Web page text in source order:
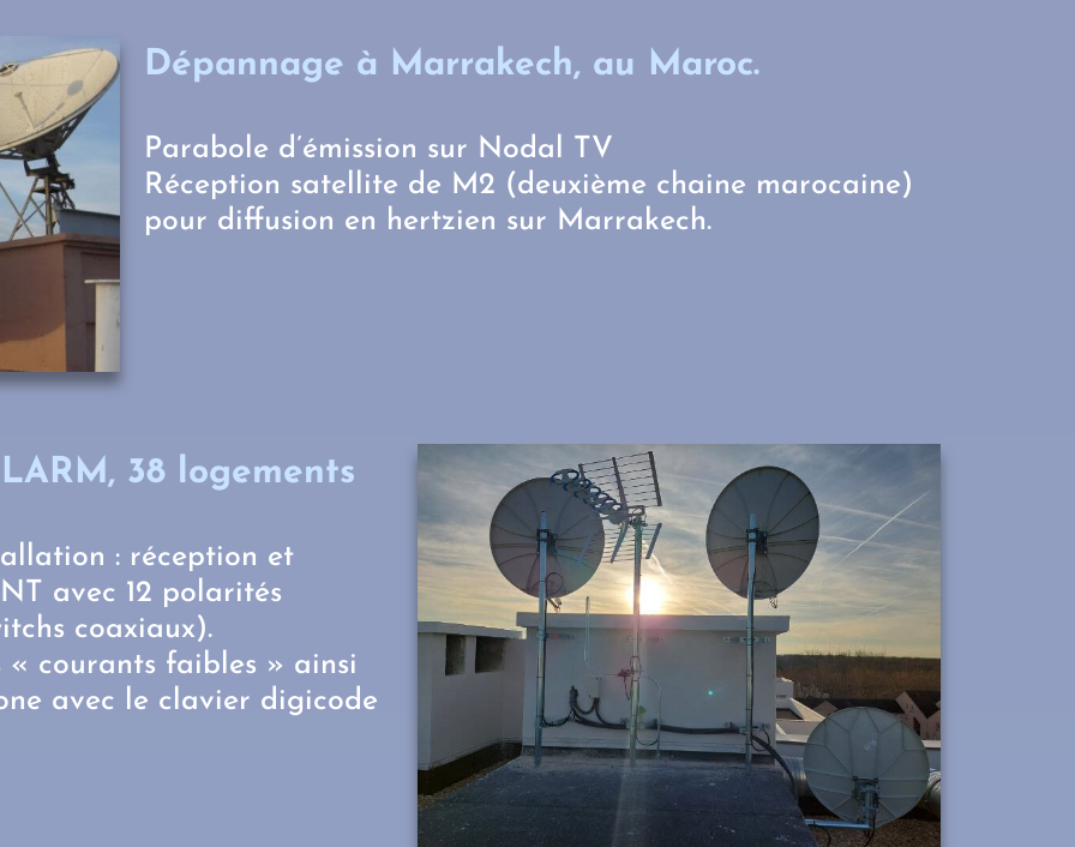
Dépannage à Marrakech, au Maroc.
Parabole d’émission sur Nodal TV
Réception satellite de M2 (deuxième chaine marocaine)
pour diffusion en hertzien sur Marrakech.
38 logements
: réception et
avec 12 polarités
coaxiaux).
« courants faibles » ainsi
avec le clavier digicode